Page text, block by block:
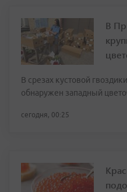
В
В срезах кустовой
обнаружен западный
сегодня, 00:25